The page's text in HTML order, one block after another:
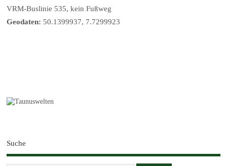
VRM-Buslinie 535, kein Fußweg
Geodaten: 50.1399937, 7.7299923
Suche